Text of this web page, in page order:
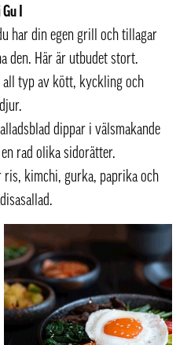
I
har din egen grill och tillagar
den. Här är utbudet stort.
all typ av kött, kyckling och
dippar i välsmakande
rad olika sidorätter.
ris, kimchi, gurka, paprika och